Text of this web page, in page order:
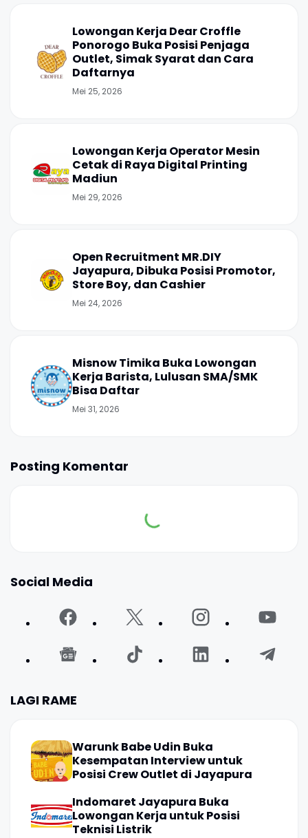
Lowongan Kerja Dear Croffle
Ponorogo Buka Posisi Penjaga
Outlet, Simak Syarat dan Cara
Daftarnya
Mei 25, 2026
Lowongan Kerja Operator Mesin
Cetak di Raya Digital Printing
Madiun
Mei 29, 2026
Open Recruitment MR.DIY
Jayapura, Dibuka Posisi Promotor,
Store Boy, dan Cashier
Mei 24, 2026
Misnow Timika Buka Lowongan
Kerja Barista, Lulusan SMA/SMK
Bisa Daftar
Mei 31, 2026
Posting Komentar
Social Media
LAGI RAME
Warunk Babe Udin Buka
Kesempatan Interview untuk
Posisi Crew Outlet di Jayapura
Indomaret Jayapura Buka
Lowongan Kerja untuk Posisi
Teknisi Listrik